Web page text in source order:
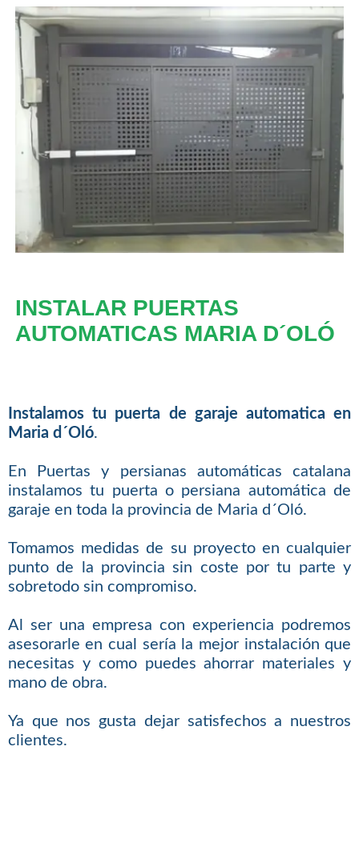
INSTALAR PUERTAS
AUTOMATICAS MARIA D´OLÓ
Instalamos tu puerta de garaje automatica en
Maria d´Oló.
En Puertas y persianas automáticas catalana
instalamos tu puerta o persiana automática de
garaje en toda la provincia de Maria d´Oló.
Tomamos medidas de su proyecto en cualquier
punto de la provincia sin coste por tu parte y
sobretodo sin compromiso.
Al ser una empresa con experiencia podremos
asesorarle en cual sería la mejor instalación que
necesitas y como puedes ahorrar materiales y
mano de obra.
Ya que nos gusta dejar satisfechos a nuestros
clientes.